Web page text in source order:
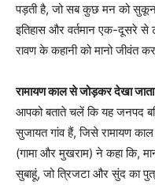
पड़ती है, जो सब कुछ मन को सुकून दे
इतिहास और वर्तमान एक-दूसरे
रावण के कहानी को मानो जीवंत
रामायण काल से जोड़कर देखा जाता
आपको बताते चलें कि यह जनपद
सुजायत गांव हैं, जिसे रामायण
(गामा और मुखराम) ने कहा कि,
सुबाहूं, जो त्रिजटा और सुंद का